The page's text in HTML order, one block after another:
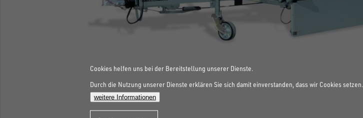
Cookies helfen uns bei der Bereitstellung unserer Dienste.
Durch die Nutzung unserer Dienste erklären Sie sich damit einverstanden, dass wir Cookies setzen.
weitere Informationen